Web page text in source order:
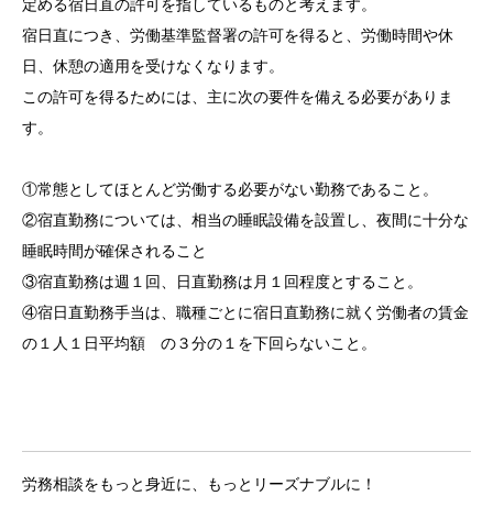
定める宿日直の許可を指しているものと考えます。
宿日直につき、労働基準監督署の許可を得ると、労働時間や休
日、休憩の適用を受けなくなります。
この許可を得るためには、主に次の要件を備える必要がありま
す。
①常態としてほとんど労働する必要がない勤務であること。
②宿直勤務については、相当の睡眠設備を設置し、夜間に十分な
睡眠時間が確保されること
③宿直勤務は週１回、日直勤務は月１回程度とすること。
④宿日直勤務手当は、職種ごとに宿日直勤務に就く労働者の賃金
の１人１日平均額 の３分の１を下回らないこと。
労務相談をもっと身近に、もっとリーズナブルに！